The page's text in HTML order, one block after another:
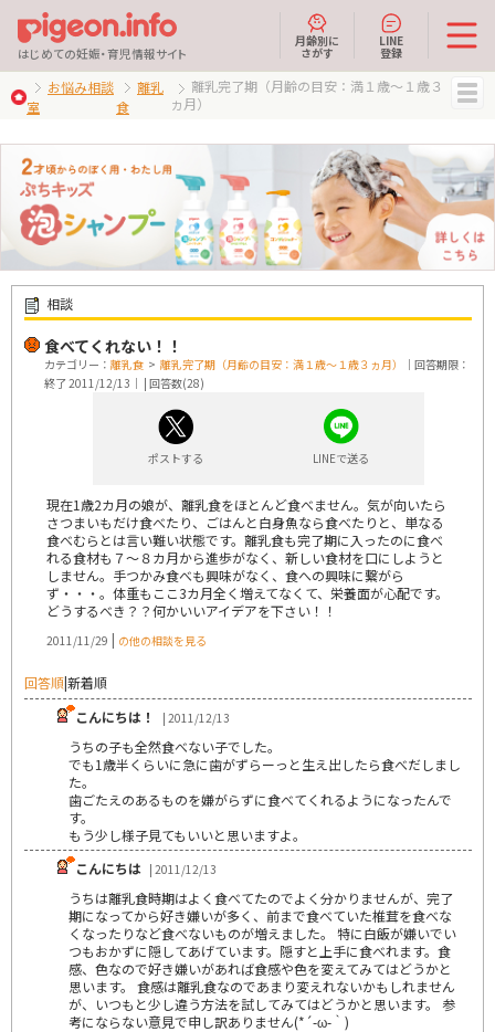
はじめての妊娠・育児情報サイト
月齢別に
さがす
LINE
登録
お悩み相談
室
離乳
食
離乳完了期（月齢の目安：満１歳～１歳３
ヵ月）
相談
食べてくれない！！
カテゴリー： 離乳食 > 離乳完了期（月齢の目安：満１歳～１歳３ヵ月）
｜回答期限：
終了 2011/12/13｜ | 回答数(28)
ポストする LINEで送る
現在1歳2カ月の娘が、離乳食をほとんど食べません。気が向いたら
さつまいもだけ食べたり、ごはんと白身魚なら食べたりと、単なる
食べむらとは言い難い状態です。離乳食も完了期に入ったのに食べ
れる食材も７～８カ月から進歩がなく、新しい食材を口にしようと
しません。手つかみ食べも興味がなく、食への興味に繋がら
ず・・・。体重もここ3カ月全く増えてなくて、栄養面が心配です。
どうするべき？？何かいいアイデアを下さい！！
2011/11/29 | の他の相談を見る
回答順|新着順
こんにちは！
| 2011/12/13
うちの子も全然食べない子でした。
でも1歳半くらいに急に歯がずらーっと生え出したら食べだしまし
た。
歯ごたえのあるものを嫌がらずに食べてくれるようになったんで
す。
もう少し様子見てもいいと思いますよ。
こんにちは | 2011/12/13
うちは離乳食時期はよく食べてたのでよく分かりませんが、完了
期になってから好き嫌いが多く、前まで食べていた椎茸を食べな
くなったりなど食べないものが増えました。 特に白飯が嫌いでい
つもおかずに隠してあげています。隠すと上手に食べれます。食
感、色なので好き嫌いがあれば食感や色を変えてみてはどうかと
思います。 食感は離乳食なのであまり変えれないかもしれません
が、いつもと少し違う方法を試してみてはどうかと思います。 参
考にならない意見で申し訳ありません(*´-ω-｀)